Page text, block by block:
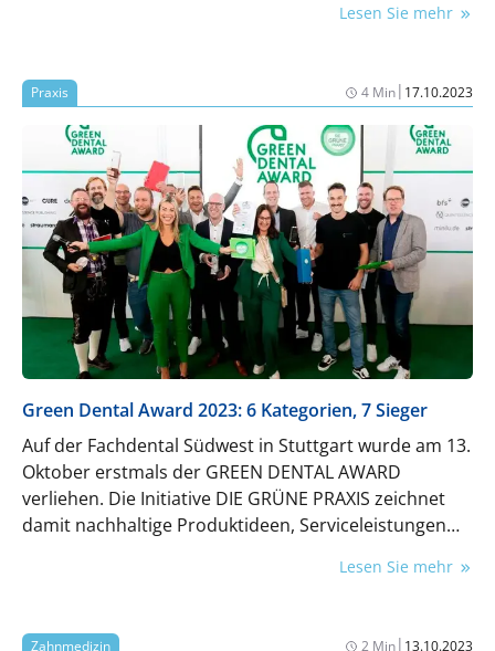
Lesen Sie mehr
Praxis 4 Min| 17.10.2023
Green Dental Award 2023: 6 Kategorien, 7 Sieger
Auf der Fachdental Südwest in Stuttgart wurde am 13.
Oktober erstmals der GREEN DENTAL AWARD
verliehen. Die Initiative DIE GRÜNE PRAXIS zeichnet
damit nachhaltige Produktideen, Serviceleistungen
Lesen Sie mehr
Zahnmedizin 2 Min| 13.10.2023